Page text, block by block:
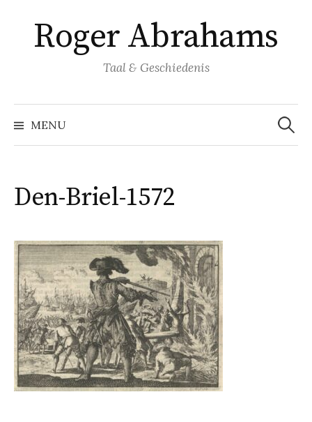
inhoud
springen
Roger Abrahams
Taal & Geschiedenis
MENU
Zoeken
naar:
Den-Briel-1572